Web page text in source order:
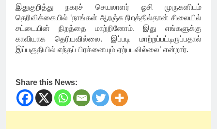
இதுகுறித்து நகரச் செயலாளர் ஓசி முருகனிடம்
தெரிவிக்கையில் ‘நாங்கள் ஆரஞ்சு நிறத்தில்தான் சிலையில்
சட்டையின் நிறத்தை மாற்றினோம். இது எங்களுக்கு
காவியாக தெரியவில்லை. இப்படி மாற்றப்பட்டிருப்பதால்
இப்பகுதியில் எந்தப் பிரச்னையும் ஏற்படவில்லை’ என்றார்.
Share this News: